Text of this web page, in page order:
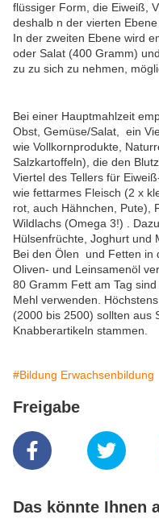
flüssiger Form, die Eiweiß,
deshalb n der vierten Ebene
In der zweiten Ebene wird
oder Salat (400 Gramm)
zu zu sich zu nehmen,
Bei einer Hauptmahlzeit
Obst, Gemüse/Salat, ein
wie Vollkornprodukte,
Salzkartoffeln), die den
Viertel des Tellers für
wie fettarmes Fleisch (2 x
rot, auch Hähnchen, Pute),
Wildlachs (Omega 3!) .
Hülsenfrüchte, Joghurt und
Bei den Ölen und Fetten in
Oliven- und Leinsamenöl
80 Gramm Fett am Tag
Mehl verwenden.
(2000 bis 2500) sollten aus
Knabberartikeln stammen.
#Bildung Erwachsenbildung
Freigabe
Das könnte Ihnen